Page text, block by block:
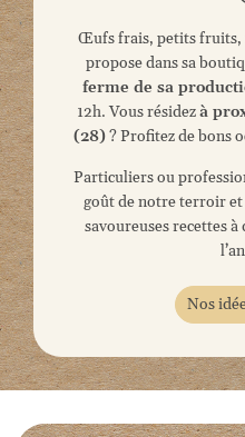
Œufs frais, petits fruits,
propose dans sa
ferme de sa
12h. Vous résidezà
(28)? Profitez de bons
Particuliers ou
goût de notre terroir et
savoureuses recettes
Nos